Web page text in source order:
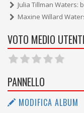
Julia Tillman Waters:
Maxine Willard
VOTO MEDIO UTENTI
PANNELLO
MODIFICA ALBUM